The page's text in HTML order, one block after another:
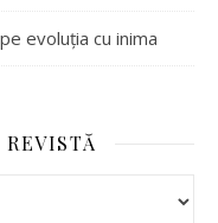
evoluția cu inima